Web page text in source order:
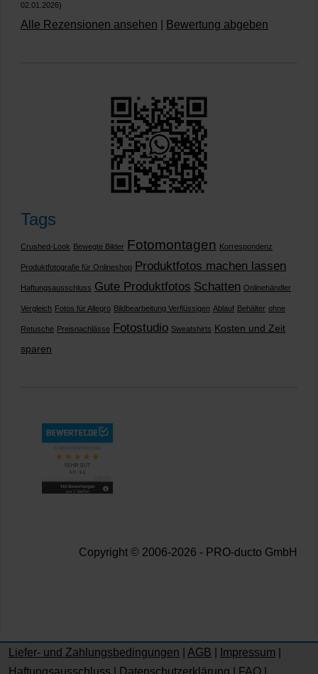
02.01.2026)
Alle Rezensionen ansehen Bewertung abgeben
Tags
Crushed-Look Bewegte Bilder Fotomontagen Korrespondenz
Produktfotografie für Onlineshop Produktfotos machen lassen
Haftungsausschluss Gute Produktfotos Schatten Onlinehändler
Vergleich Fotos für Allegro Bildbearbeitung Verflüssigen Ablauf Behälter ohne
Retusche Preisnachlässe Fotostudio Sweatshirts Kosten und Zeit
sparen
Copyright © 2006-2026 - PRO-ducto GmbH
Liefer- und Zahlungsbedingungen AGB Impressum
Haftungsausschluss
Datenschutzerklärung FAQ